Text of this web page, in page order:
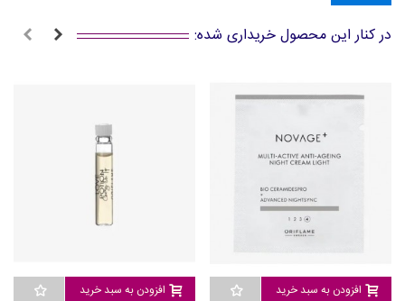
در کنار این محصول خریداری شده:
افزودن به سبد خرید افزودن به سبد خرید